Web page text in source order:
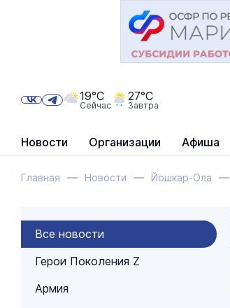
Новости Организации Афиша
19°C
Сейчас
27°C
Завтра
Главная Новости Йошкар-Ола
Все новости
Герои Поколения Z
Армия